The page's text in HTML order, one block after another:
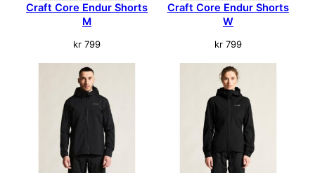
Craft Core Endur Shorts
M
kr 799
Craft Core Endur Shorts
W
kr799